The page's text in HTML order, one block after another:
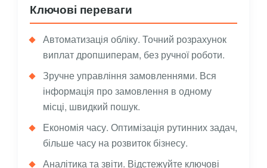
Ключові переваги
Автоматизація обліку. Точний розрахунок
виплат дропшиперам, без ручної роботи.
Зручне управління замовленнями. Вся
інформація про замовлення в одному
місці, швидкий пошук.
Економія часу. Оптимізація рутинних задач,
більше часу на розвиток бізнесу.
Аналітика та звіти. Відстежуйте ключові